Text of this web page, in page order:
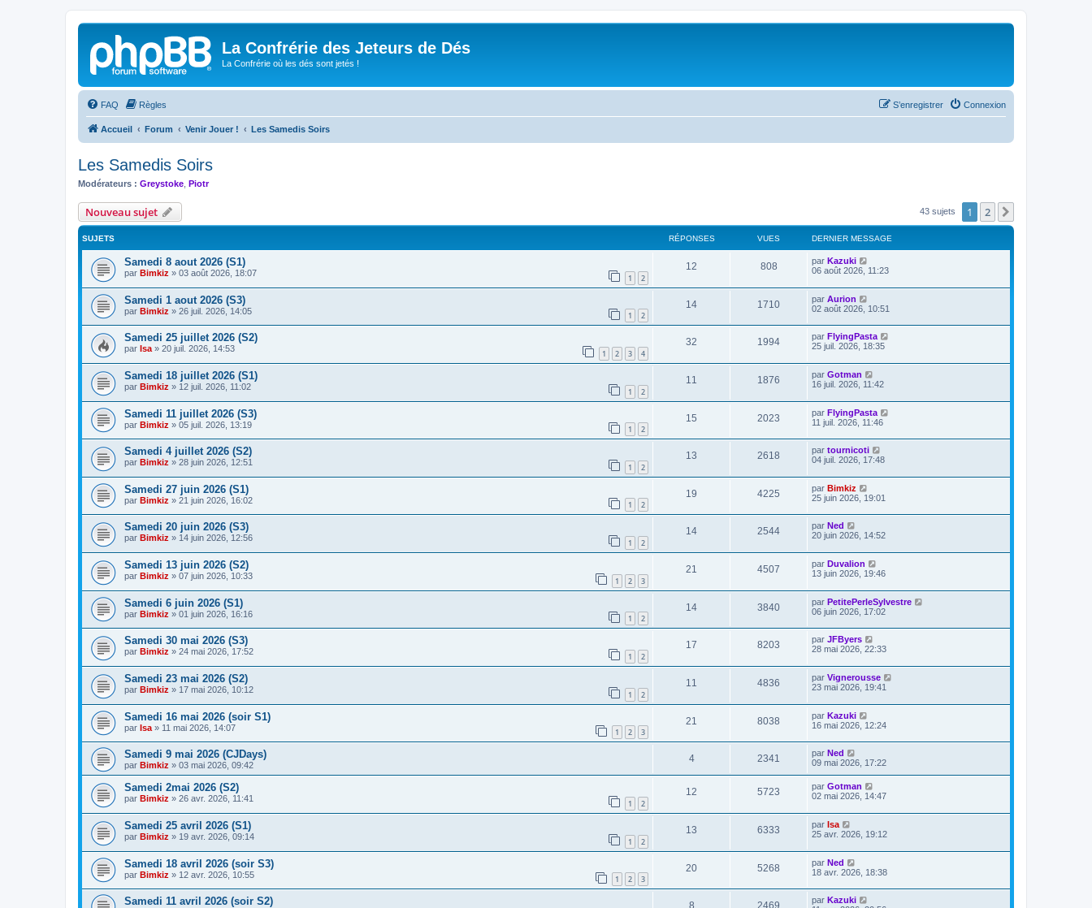
La Confrérie des Jeteurs de Dés
La Confrérie où les dés sont jetés !
FAQ Règles Connexion
S’enregistrer
Accueil Forum Venir Jouer ! Les Samedis Soirs
Les Samedis Soirs
Modérateurs : Greystoke Piotr
Nouveau sujet 43 sujets 1 2
SUJETS RÉPONSES VUES DERNIER MESSAGE
Samedi 8 aout 2026 (S1)
par Bimkiz » 03 août 2026, 18:07 1 2
12 808 par Kazuki
06 août 2026, 11:23
Samedi 1 aout 2026 (S3)
par Bimkiz » 26 juil. 2026, 14:05 1 2
14 1710 par Aurion
02 août 2026, 10:51
Samedi 25 juillet 2026 (S2)
par Isa » 20 juil. 2026, 14:53 1 2 3 4
32 1994 par FlyingPasta
25 juil. 2026, 18:35
Samedi 18 juillet 2026 (S1)
par Bimkiz » 12 juil. 2026, 11:02 1 2
11 1876 par Gotman
16 juil. 2026, 11:42
Samedi 11 juillet 2026 (S3)
par Bimkiz » 05 juil. 2026, 13:19 1 2
15 2023 par FlyingPasta
11 juil. 2026, 11:46
Samedi 4 juillet 2026 (S2)
par Bimkiz » 28 juin 2026, 12:51 1 2
13 2618 par tournicoti
04 juil. 2026, 17:48
Samedi 27 juin 2026 (S1)
par Bimkiz » 21 juin 2026, 16:02 1 2
19 4225 par Bimkiz
25 juin 2026, 19:01
Samedi 20 juin 2026 (S3)
par Bimkiz » 14 juin 2026, 12:56 1 2
14 2544 par Ned
20 juin 2026, 14:52
Samedi 13 juin 2026 (S2)
par Bimkiz » 07 juin 2026, 10:33 1 2 3
21 4507 par Duvalion
13 juin 2026, 19:46
Samedi 6 juin 2026 (S1)
par Bimkiz » 01 juin 2026, 16:16 1 2
14 3840 par PetitePerleSylvestre
06 juin 2026, 17:02
Samedi 30 mai 2026 (S3)
par Bimkiz » 24 mai 2026, 17:52 1 2
17 8203 par JFByers
28 mai 2026, 22:33
Samedi 23 mai 2026 (S2)
par Bimkiz » 17 mai 2026, 10:12 1 2
11 4836 par Vignerousse
23 mai 2026, 19:41
Samedi 16 mai 2026 (soir S1)
par Isa » 11 mai 2026, 14:07 1 2 3
21 8038 par Kazuki
16 mai 2026, 12:24
Samedi 9 mai 2026 (CJDays)
par Bimkiz » 03 mai 2026, 09:42
4 2341 par Ned
09 mai 2026, 17:22
Samedi 2mai 2026 (S2)
par Bimkiz » 26 avr. 2026, 11:41 1 2
12 5723 par Gotman
02 mai 2026, 14:47
Samedi 25 avril 2026 (S1)
par Bimkiz » 19 avr. 2026, 09:14 1 2
13 6333 par Isa
25 avr. 2026, 19:12
Samedi 18 avril 2026 (soir S3)
par Bimkiz » 12 avr. 2026, 10:55 1 2 3
20 5268 par Ned
18 avr. 2026, 18:38
Samedi 11 avril 2026 (soir S2) par Kazuki